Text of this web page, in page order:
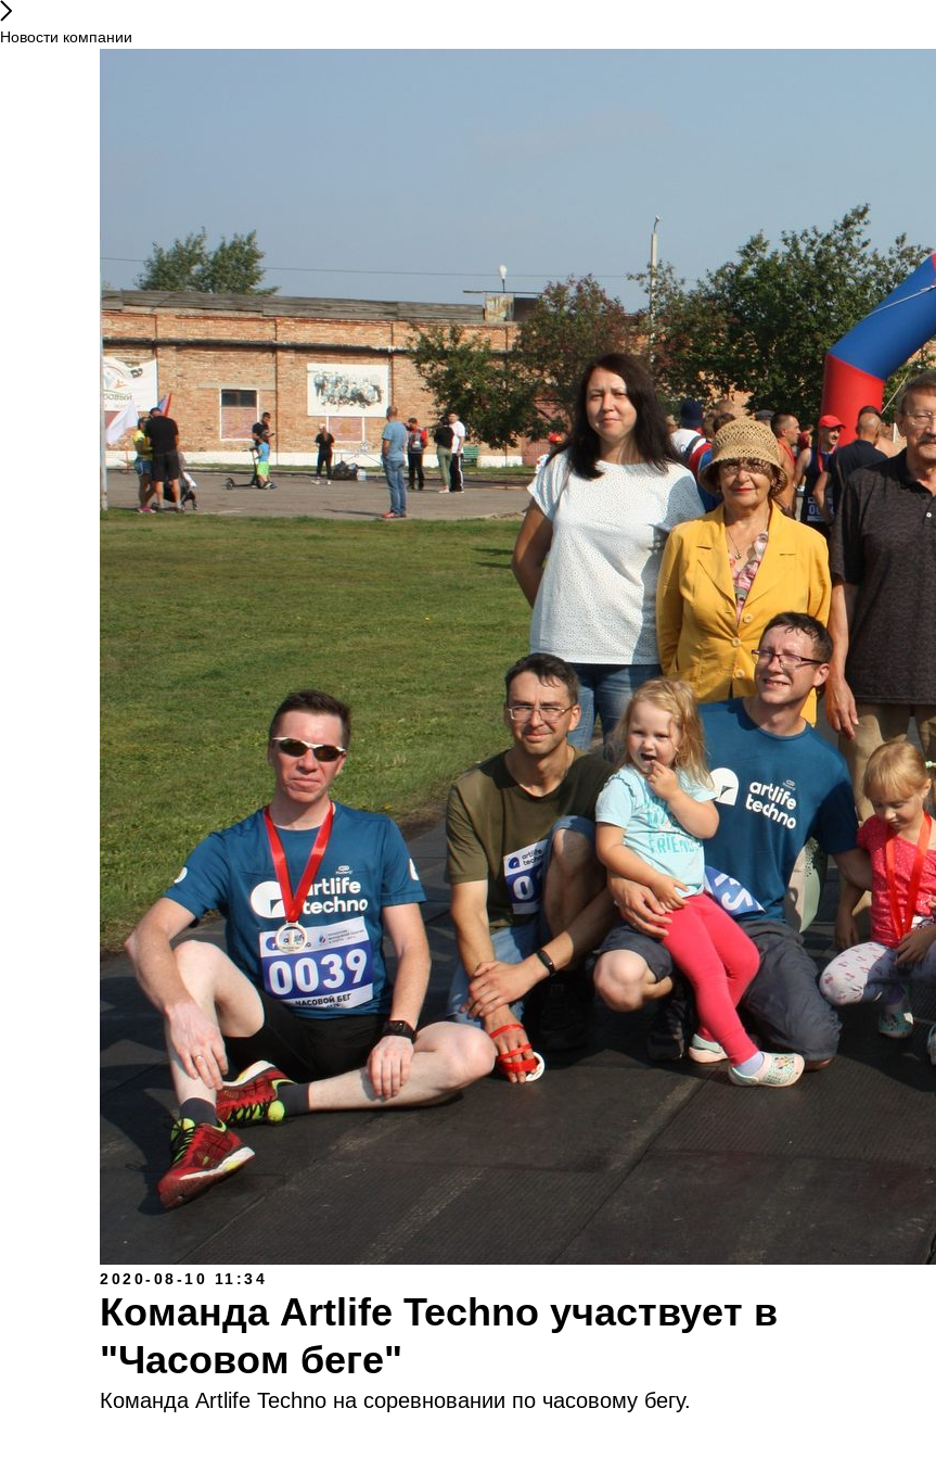
Новости компании
2020-08-10 11:34
Команда Artlife Techno участвует в
"Часовом беге"
Команда Artlife Techno на соревновании по часовому бегу.